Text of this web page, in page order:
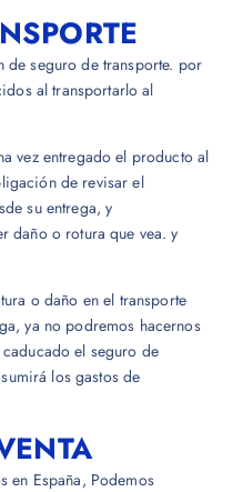
de seguro de transporte. por
al transportarlo al
vez entregado el producto al
de revisar el
su entrega, y
daño o rotura que vea. y
o daño en el transporte
ya no podremos hacernos
el seguro de
los gastos de
en España, Podemos